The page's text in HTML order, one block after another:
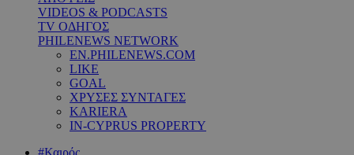
VIDEOS & PODCASTS
TV ΟΔΗΓΟΣ
PHILENEWS NETWORK
EN.PHILENEWS.COM
LIKE
GOAL
ΧΡΥΣΕΣ ΣΥΝΤΑΓΕΣ
KARIERA
IN-CYPRUS PROPERTY